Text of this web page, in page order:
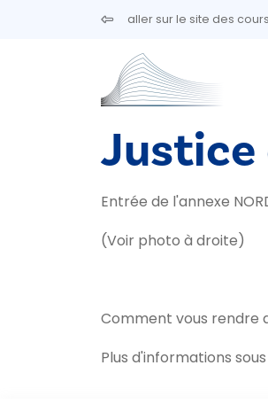
Aller au contenu principalaller sur le site des
Justice
Entrée de l'annexe
(Voir photo à droite)
Comment vous rendre
Plus d'informations sous